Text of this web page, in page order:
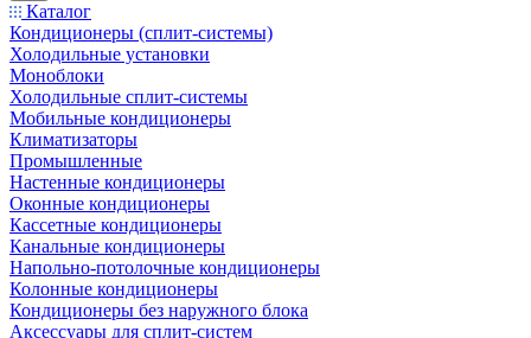
Каталог
Кондиционеры (сплит-системы)
Холодильные установки
Моноблоки
Холодильные сплит-системы
Мобильные кондиционеры
Климатизаторы
Промышленные
Настенные кондиционеры
Оконные кондиционеры
Кассетные кондиционеры
Канальные кондиционеры
Напольно-потолочные кондиционеры
Колонные кондиционеры
Кондиционеры без наружного блока
Аксессуары для сплит-систем